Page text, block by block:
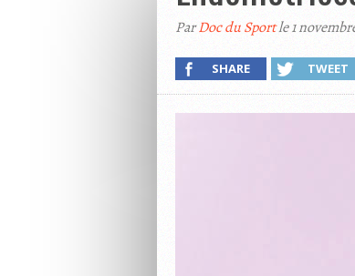
ParDoc du Sportle 1
SHARE TWEET